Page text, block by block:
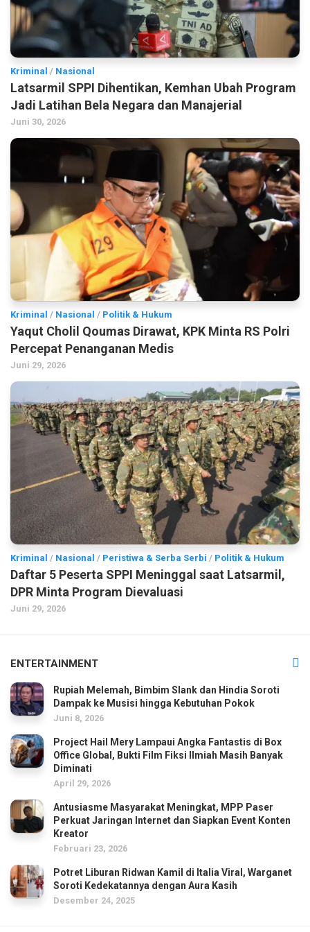
Kriminal / Nasional
Latsarmil SPPI Dihentikan, Kemhan Ubah Program
Jadi Latihan Bela Negara dan Manajerial
Juni 30, 2026
Kriminal / Nasional / Politik & Hukum
Yaqut Cholil Qoumas Dirawat, KPK Minta RS Polri
Percepat Penanganan Medis
Juni 29, 2026
Kriminal / Nasional / Peristiwa & Serba Serbi / Politik & Hukum
Daftar 5 Peserta SPPI Meninggal saat Latsarmil,
DPR Minta Program Dievaluasi
Juni 29, 2026
ENTERTAINMENT
Rupiah Melemah, Bimbim Slank dan Hindia Soroti
Dampak ke Musisi hingga Kebutuhan Pokok
Juni 8, 2026
Project Hail Mery Lampaui Angka Fantastis di Box
Office Global, Bukti Film Fiksi Ilmiah Masih Banyak
Diminati
April 29, 2026
Antusiasme Masyarakat Meningkat, MPP Paser
Perkuat Jaringan Internet dan Siapkan Event Konten
Kreator
Februari 23, 2026
Potret Liburan Ridwan Kamil di Italia Viral, Warganet
Soroti Kedekatannya dengan Aura Kasih
Desember 24, 2025